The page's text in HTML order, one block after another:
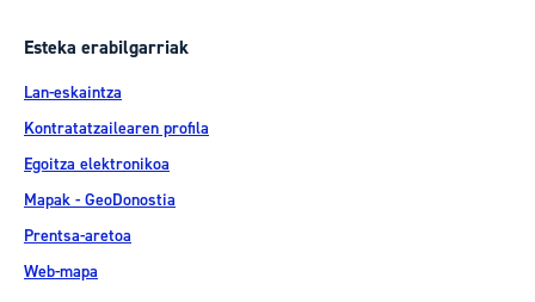
Esteka erabilgarriak
Lan-eskaintza
Kontratatzailearen profila
Egoitza elektronikoa
Mapak - GeoDonostia
Prentsa-aretoa
Web-mapa